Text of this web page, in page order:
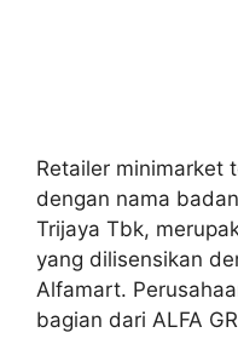
Retailer minimarket
dengan nama
Trijaya Tbk,
yang dilisensikan
Alfamart.
bagian dari ALFA